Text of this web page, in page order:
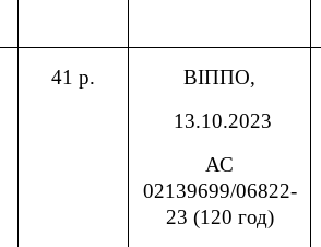
41 р.
ВІППО,
13.10.2023
АС
02139699/06822-
23 (120 год)